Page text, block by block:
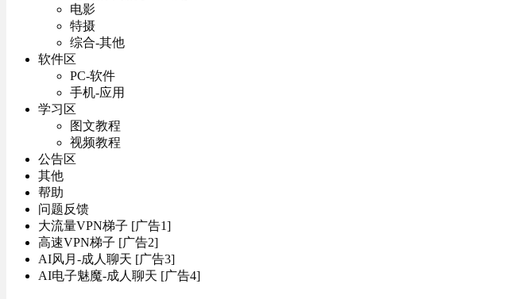
电影
特摄
综合-其他
软件区
PC-软件
手机-应用
学习区
图文教程
视频教程
公告区
其他
帮助
问题反馈
大流量VPN梯子 [广告1]
高速VPN梯子 [广告2]
AI风月-成人聊天 [广告3]
AI电子魅魔-成人聊天 [广告4]